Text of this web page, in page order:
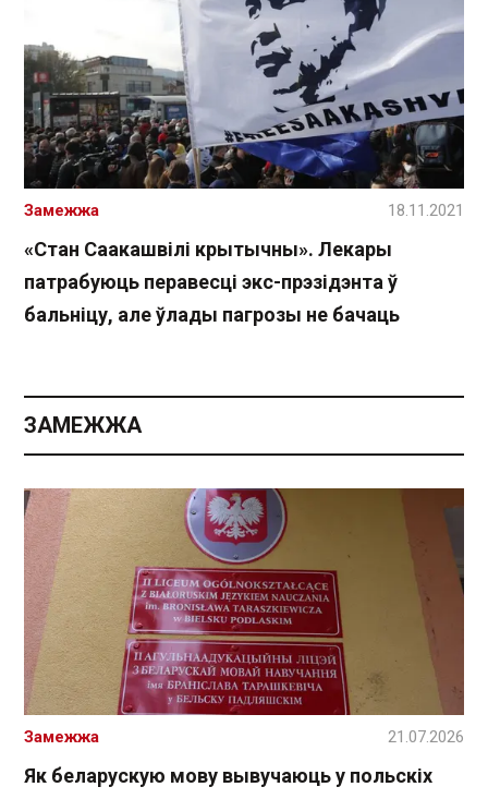
«Стан Саакашвілі крытычны». Лекары
патрабуюць перавесці экс-прэзідэнта ў
бальніцу, але ўлады пагрозы не бачаць
Замежжа 18.11.2021
ЗАМЕЖЖА
Як беларускую мову вывучаюць у польскіх
Замежжа 21.07.2026